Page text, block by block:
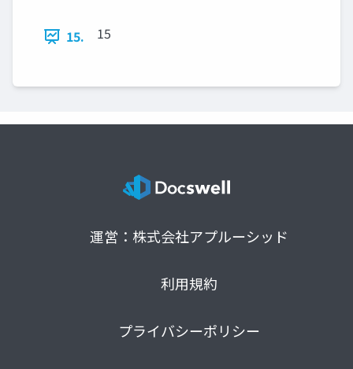
15. 15
運営：株式会社アプルーシッド
利用規約
プライバシーポリシー